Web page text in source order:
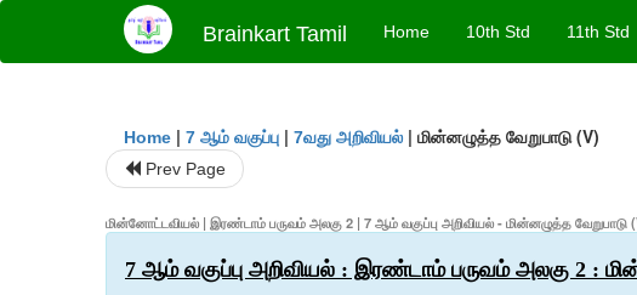
Brainkart Tamil Home 10th Std 11th Std
Home | 7 ஆம் வகுப்பு | 7வது அறிவியல் | மின்னழுத்த வேறுபாடு (V)
Prev Page
மின்னோட்டவியல் | இரண்டாம் பருவம் அலகு 2 | 7 ஆம் வகுப்பு அறிவியல் - மின்னழுத்த வேறுபாடு
7 ஆம் வகுப்பு அறிவியல் : இரண்டாம் பருவம் அலகு 2 :